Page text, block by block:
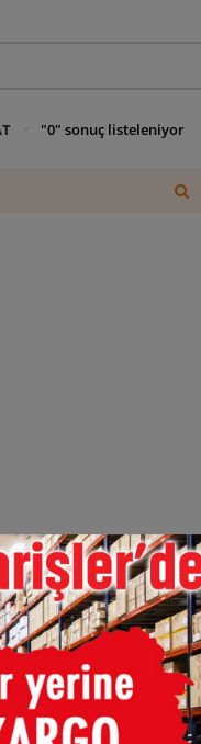
"0" sonuç listeleniyor